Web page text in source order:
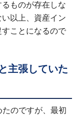
ものが存在しな
以上、資産イン
ことになるので
主張していた
のですが、最初